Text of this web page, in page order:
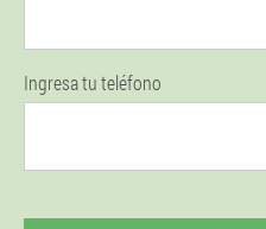
Ingresa tu teléfono